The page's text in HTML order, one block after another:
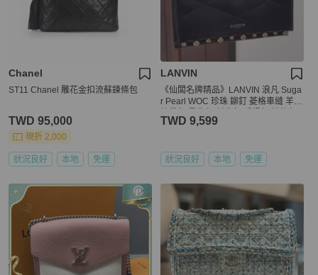
Chanel
ST11 Chanel 雕花金扣流蘇鍊條包
TWD 95,000
現折 2,000
狀況良好 本地 免運
LANVIN
《仙闆名牌精品》LANVIN 浪凡 Suga
r Pearl WOC 珍珠 鉚釘 菱格車縫 羊皮
TWD 9,599
狀況良好 本地 免運